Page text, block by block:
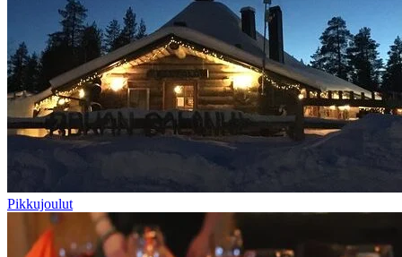
Pikkujoulut